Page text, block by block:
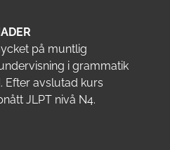
på muntlig
i grammatik
Efter avslutad kurs
JLPT nivå N4.